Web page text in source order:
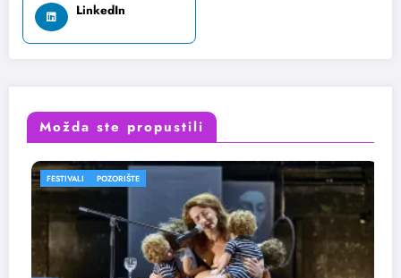
LinkedIn
Možda ste propustili
FESTIVALI